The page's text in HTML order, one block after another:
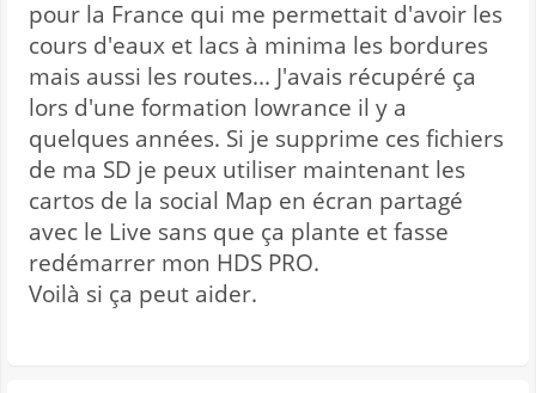
pour la France qui me permettait d'avoir les
cours d'eaux et lacs à minima les bordures
mais aussi les routes... J'avais récupéré ça
lors d'une formation lowrance il y a
quelques années. Si je supprime ces fichiers
de ma SD je peux utiliser maintenant les
cartos de la social Map en écran partagé
avec le Live sans que ça plante et fasse
redémarrer mon HDS PRO.
Voilà si ça peut aider.